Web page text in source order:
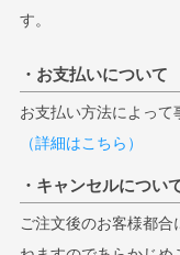
す。
・お支払いについて
お支払い方法によって
（詳細はこちら）
・キャンセルについ
ご注文後のお客様都